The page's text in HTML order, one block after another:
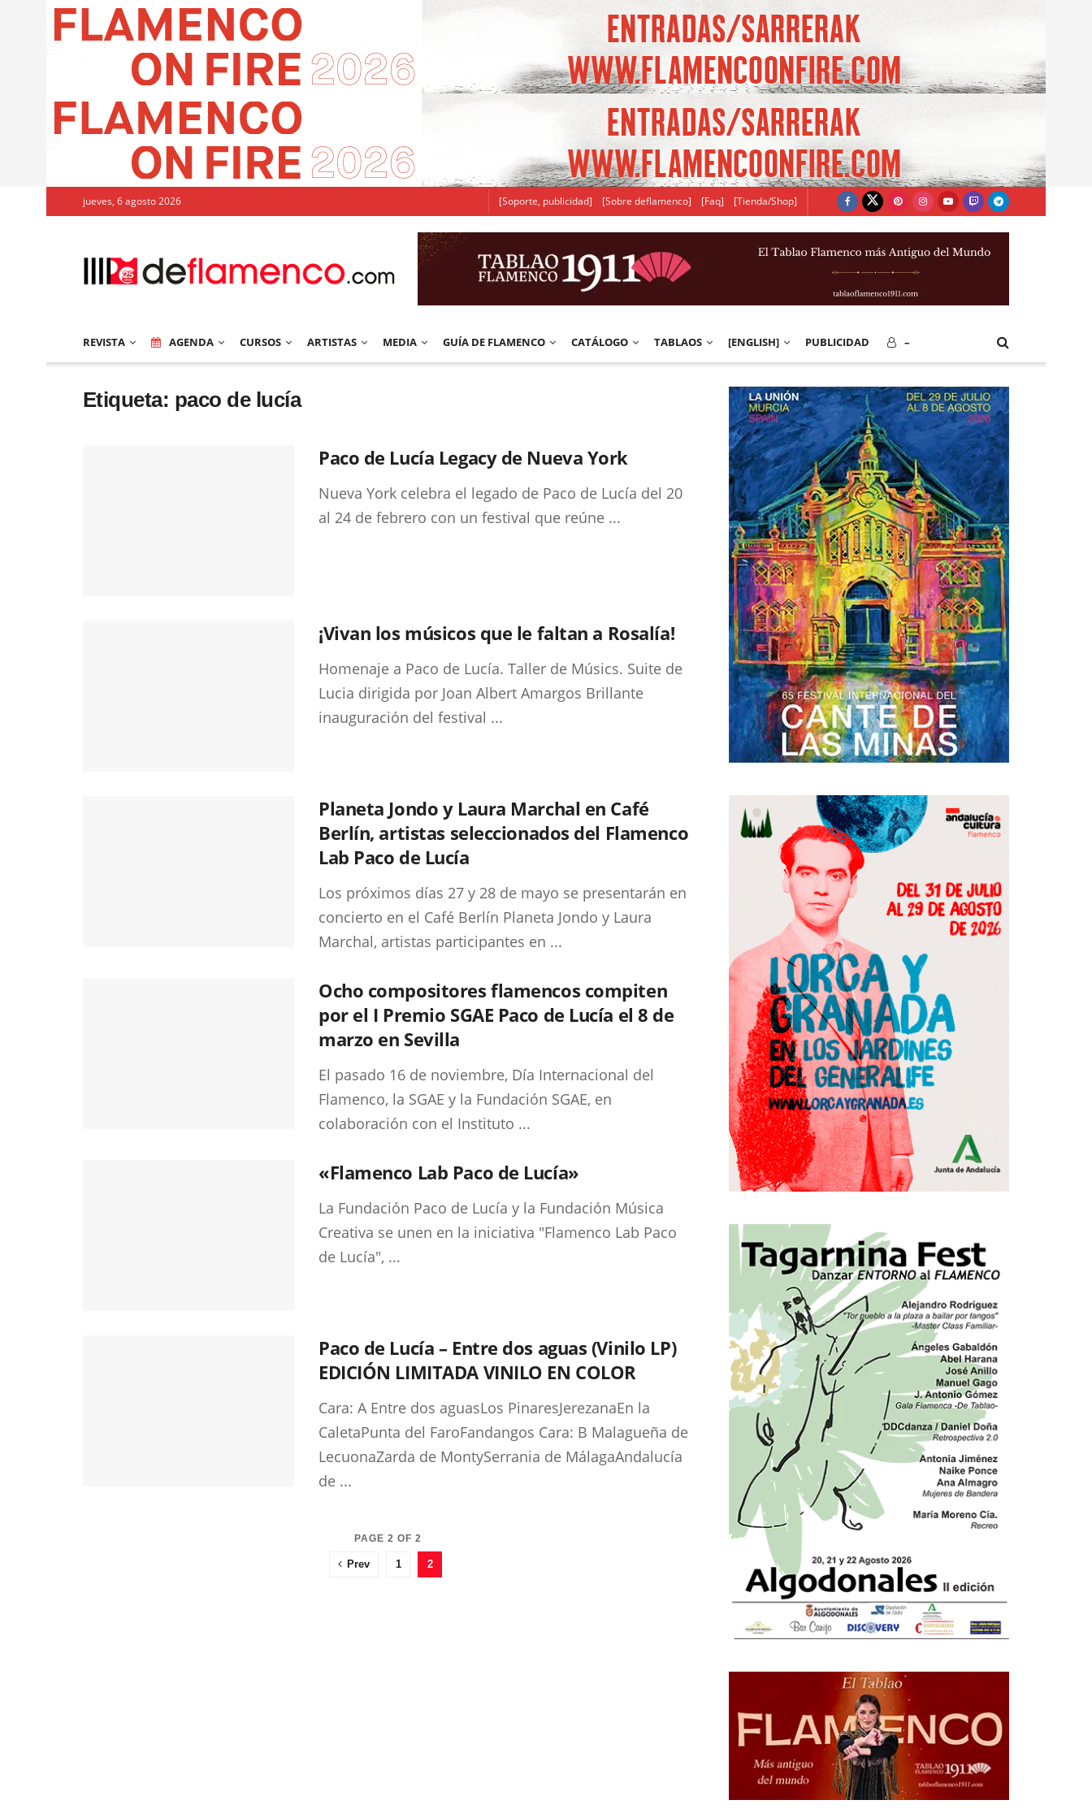
jueves, 6 agosto 2026 [Soporte, publicidad] [Sobre deflamenco] [Faq] [Tienda/Shop]
REVISTA AGENDA CURSOS ARTISTAS MEDIA GUÍA DE FLAMENCO CATÁLOGO TABLAOS [ENGLISH] PUBLICIDAD –
Etiqueta: paco de lucía
Paco de Lucía Legacy de Nueva York
Nueva York celebra el legado de Paco de Lucía del 20
al 24 de febrero con un festival que reúne ...
¡Vivan los músicos que le faltan a Rosalía!
Homenaje a Paco de Lucía. Taller de Músics. Suite de
Lucia dirigida por Joan Albert Amargos Brillante
inauguración del festival ...
Planeta Jondo y Laura Marchal en Café
Berlín, artistas seleccionados del Flamenco
Lab Paco de Lucía
Los próximos días 27 y 28 de mayo se presentarán en
concierto en el Café Berlín Planeta Jondo y Laura
Marchal, artistas participantes en ...
Ocho compositores flamencos compiten
por el I Premio SGAE Paco de Lucía el 8 de
marzo en Sevilla
El pasado 16 de noviembre, Día Internacional del
Flamenco, la SGAE y la Fundación SGAE, en
colaboración con el Instituto ...
«Flamenco Lab Paco de Lucía»
La Fundación Paco de Lucía y la Fundación Música
Creativa se unen en la iniciativa "Flamenco Lab Paco
de Lucía", ...
Paco de Lucía – Entre dos aguas (Vinilo LP)
EDICIÓN LIMITADA VINILO EN COLOR
Cara: A Entre dos aguasLos PinaresJerezanaEn la
CaletaPunta del FaroFandangos Cara: B Malagueña de
LecuonaZarda de MontySerrania de MálagaAndalucía
de ...
PAGE 2 OF 2
Prev 1 2